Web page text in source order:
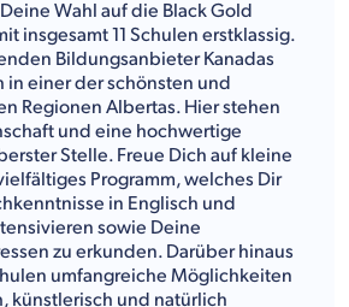
Wahl auf die Black Gold
insgesamt 11 Schulen erstklassig.
Bildungsanbieter Kanadas
in einer der schönsten und
Regionen Albertas. Hier stehen
und eine hochwertige
Stelle. Freue Dich auf kleine
Programm, welches Dir
in Englisch und
sowie Deine
zu erkunden. Darüber hinaus
umfangreiche Möglichkeiten
künstlerisch und natürlich